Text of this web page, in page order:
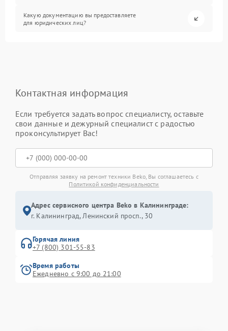
Какую документацию вы предоставляете
для юридических лиц?
Контактная информация
Если требуется задать вопрос специалисту, оставьте
свои данные и дежурный специалист с радостью
проконсультирует Вас!
Отправляя заявку на ремонт техники Beko, Вы соглашаетесь с
Политикой конфиденциальности
Адрес сервисного центра Beko в Калининграде:
г. Калининград, Ленинский просп., 30
Горячая линия
+7 (800) 301-55-83
Время работы
Ежедневно с 9:00 до 21:00